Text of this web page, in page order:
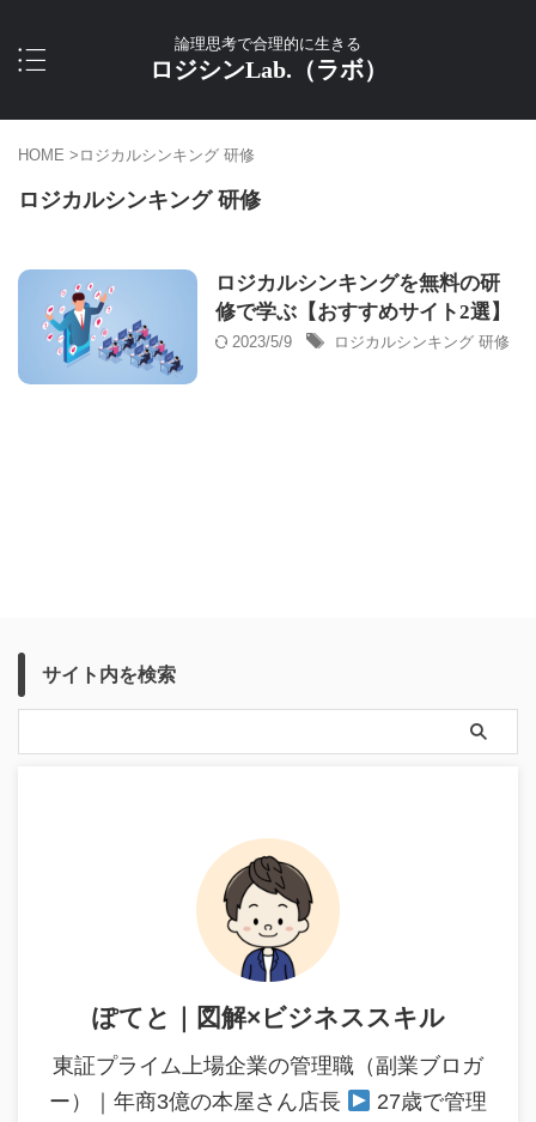
論理思考で合理的に生きる
ロジシンLab.（ラボ）
HOME > ロジカルシンキング 研修
ロジカルシンキング 研修
ロジカルシンキングを無料の研
修で学ぶ【おすすめサイト2選】
2023/5/9 ロジカルシンキング 研修
サイト内を検索
ぽてと｜図解×ビジネススキル
東証プライム上場企業の管理職（副業ブロガ
ー）｜年商3億の本屋さん店長
27歳で管理